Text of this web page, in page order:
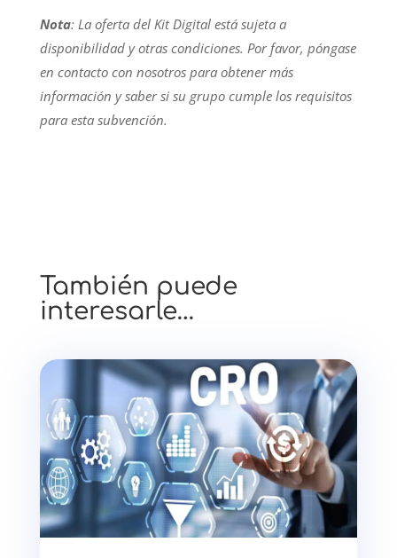
Nota: La oferta del Kit Digital está sujeta a
disponibilidad y otras condiciones. Por favor, póngase
en contacto con nosotros para obtener más
información y saber si su grupo cumple los requisitos
para esta subvención.
También puede
interesarle…